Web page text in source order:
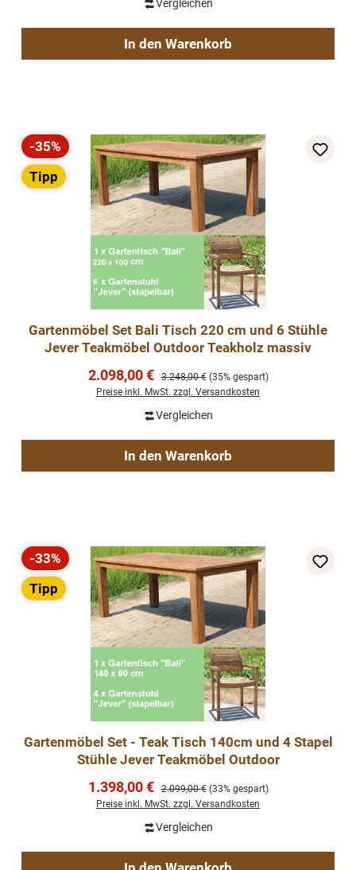
Vergleichen
In den Warenkorb
Rabatt
-35%
Tipp
Gartenmöbel Set Bali Tisch 220 cm und 6 Stühle
Jever Teakmöbel Outdoor Teakholz massiv
Verkaufspreis:
2.098,00 € Regulärer Preis:
3.248,00 € (35% gespart)
Preise inkl. MwSt. zzgl. Versandkosten
Vergleichen
In den Warenkorb
Rabatt
-33%
Tipp
Gartenmöbel Set - Teak Tisch 140cm und 4 Stapel
Stühle Jever Teakmöbel Outdoor
Verkaufspreis:
1.398,00 € Regulärer Preis:
2.099,00 € (33% gespart)
Preise inkl. MwSt. zzgl. Versandkosten
Vergleichen